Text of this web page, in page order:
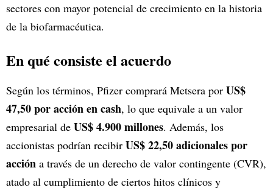
sectores con mayor potencial de crecimiento en la historia
de la biofarmacéutica.
En qué consiste el acuerdo
Según los términos, Pfizer comprará Metsera por US$
47,50 por acción en cash, lo que equivale a un valor
empresarial de US$ 4.900 millones. Además, los
accionistas podrían recibir US$ 22,50 adicionales por
acción a través de un derecho de valor contingente (CVR),
atado al cumplimiento de ciertos hitos clínicos y